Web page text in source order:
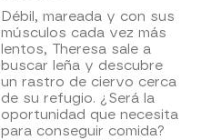
Débil, mareada y con sus
músculos cada vez más
lentos, Theresa sale a
buscar leña y descubre
un rastro de ciervo cerca
de su refugio. ¿Será la
oportunidad que necesita
para conseguir comida?